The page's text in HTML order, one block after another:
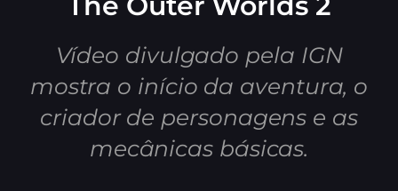
Vídeo divulgado pela IGN
mostra o início da aventura, o
criador de personagens e as
mecânicas básicas.